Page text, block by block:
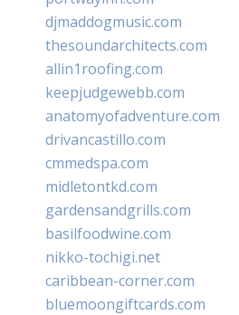
djmaddogmusic.com
thesoundarchitects.com
allin1roofing.com
keepjudgewebb.com
anatomyofadventure.com
drivancastillo.com
cmmedspa.com
midletontkd.com
gardensandgrills.com
basilfoodwine.com
nikko-tochigi.net
caribbean-corner.com
bluemoongiftcards.com